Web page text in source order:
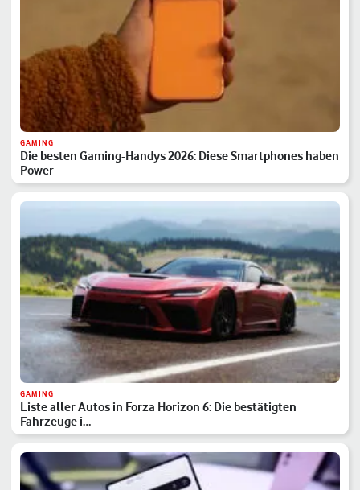
GAMING
Die besten Gaming-Handys 2026: Diese Smartphones haben
Power
GAMING
Liste aller Autos in Forza Horizon 6: Die bestätigten
Fahrzeuge i…